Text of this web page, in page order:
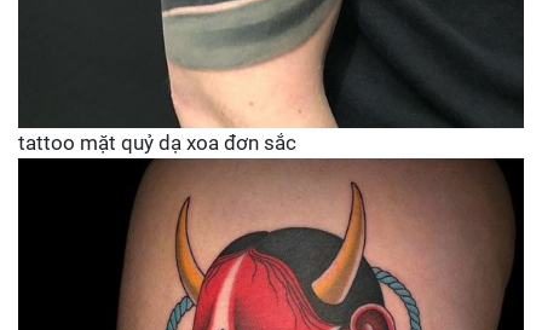
tattoo mặt quỷ dạ xoa đơn sắc